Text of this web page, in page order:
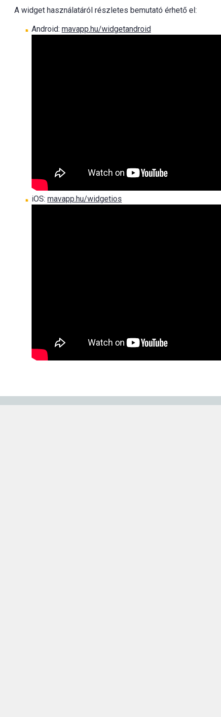
A widget használatáról részletes bemutató érhető el:
Android: mavapp.hu/widgetandroid
iOS: mavapp.hu/widgetios